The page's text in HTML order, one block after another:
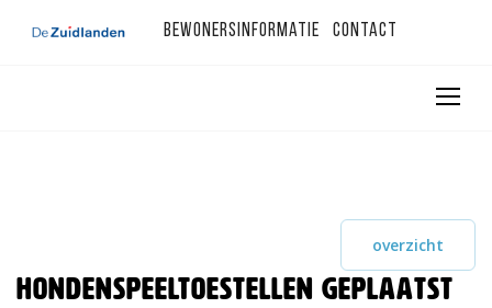
Bewonersinformatie Contact
overzicht
Hondenspeeltoestellen geplaatst